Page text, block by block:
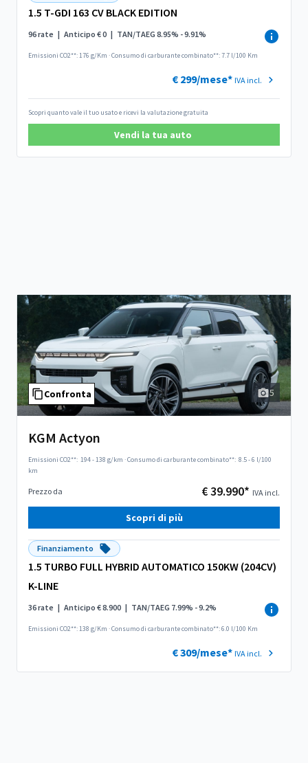
1.5 T-GDI 163 CV BLACK EDITION
96 rate | Anticipo € 0 | TAN/TAEG 8.95% - 9.91%
Emissioni CO2**: 176 g/Km ·Consumo di carburante combinato**: 7.7 l/100 Km
€ 299/mese* IVA incl.
Scopri quanto vale il tuo usato e ricevi la valutazione gratuita
Vendi la tua auto
Confronta 5
KGM Actyon
Emissioni CO2**: 194 - 138 g/km ·Consumo di carburante combinato**: 8.5 - 6 l/100
km
Prezzo da € 39.990* IVA incl.
Scopri di più
Finanziamento
1.5 TURBO FULL HYBRID AUTOMATICO 150KW (204CV)
K-LINE
36 rate | Anticipo € 8.900 | TAN/TAEG 7.99% - 9.2%
Emissioni CO2**: 138 g/Km ·Consumo di carburante combinato**: 6.0 l/100 Km
€ 309/mese* IVA incl.